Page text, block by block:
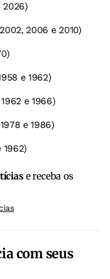
2026)
2006 e 2010)
e 1962)
e 1966)
e 1986)
1962)
e receba os
com seus